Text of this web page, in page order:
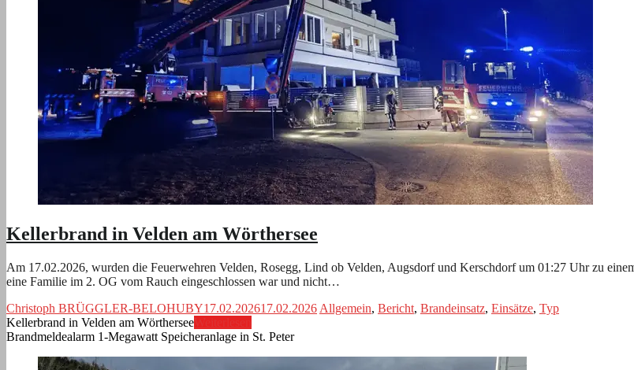
Kellerbrand in Velden am Wörthersee
Am 17.02.2026, wurden die Feuerwehren Velden, Rosegg, Lind ob Velden, Augsdorf und Kerschdorf um 01:27 Uhr zu
eine Familie im 2. OG vom Rauch eingeschlossen war und nicht…
Christoph BRÜGGLER-BELOHUBY17.02.202617.02.2026 Allgemein, Bericht, Brandeinsatz, Einsätze, Typ
Kellerbrand in Velden am Wörthersee
Brandmeldealarm 1-Megawatt Speicheranlage in St. Peter